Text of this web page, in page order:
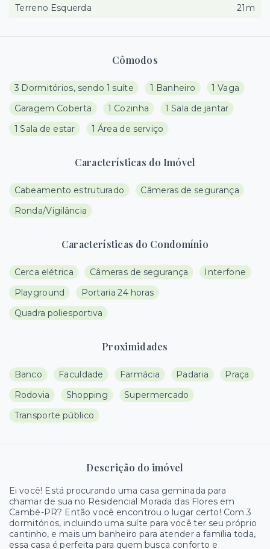
Cômodos
3 Dormitórios, sendo 1 suíte 1 Banheiro
1 Vaga
Garagem Coberta
1 Cozinha
1 Sala de jantar
1 Sala de estar
1 Área de serviço
Características do Imóvel
Cabeamento estruturado
Câmeras de segurança
Ronda/Vigilância
Características do Condomínio
Cerca elétrica Câmeras de segurança
Interfone
Playground
Portaria 24 horas
Quadra poliesportiva
Proximidades
Banco Faculdade Farmácia Padaria
Praça
Rodovia
Shopping
Supermercado
Transporte público
Descrição do imóvel
Ei você! Está procurando uma casa geminada para
chamar de sua no Residencial Morada das Flores em
Cambé-PR? Então você encontrou o lugar certo! Com 3
dormitórios, incluindo uma suíte para você ter seu próprio
cantinho, e mais um banheiro para atender a família toda,
essa casa é perfeita para quem busca conforto e
Terreno Esquerda
21m